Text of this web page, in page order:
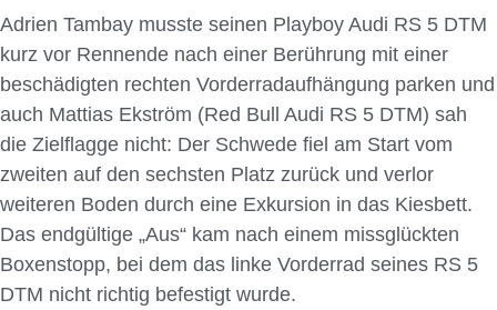
Adrien Tambay musste seinen Playboy Audi RS 5 DTM
kurz vor Rennende nach einer Berührung mit einer
beschädigten rechten Vorderradaufhängung parken und
auch Mattias Ekström (Red Bull Audi RS 5 DTM) sah
die Zielflagge nicht: Der Schwede fiel am Start vom
zweiten auf den sechsten Platz zurück und verlor
weiteren Boden durch eine Exkursion in das Kiesbett.
Das endgültige „Aus“ kam nach einem missglückten
Boxenstopp, bei dem das linke Vorderrad seines RS 5
DTM nicht richtig befestigt wurde.